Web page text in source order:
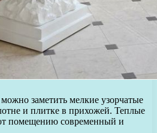
заметить мелкие узорчатые
и плитке в прихожей. Теплые
помещению современный и